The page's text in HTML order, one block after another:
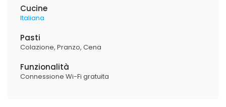
Cucine
Italiana
Pasti
Colazione Pranzo Cena
Funzionalità
Connessione Wi-Fi gratuita